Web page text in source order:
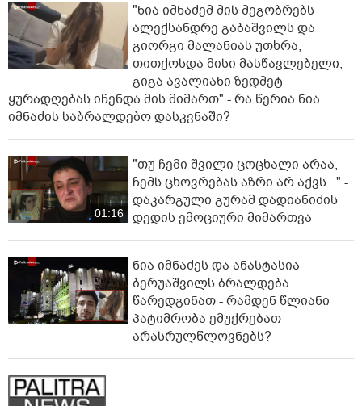
"ნია იმნაძემ მის მეგობრებს
ალექსანდრე გაბაშვილს და
გიორგი მალანიას უთხრა,
თითქოსდა მისი მასწავლებელი,
გიგა ავალიანი ზედმეტ
ყურადღებას იჩენდა მის მიმართ" - რა წერია ნია
იმნაძის საბრალდებო დასკვნაში?
01:16
"თუ ჩემი შვილი ცოცხალი არაა,
ჩემს ცხოვრებას აზრი არ აქვს..." -
დაკარგული გურამ დადიანიძის
დედის ემოციური მიმართვა
ნია იმნაძეს და ანასტასია
ბერუაშვილს ბრალდება
წარედგინათ - რამდენ წლიანი
პატიმრობა ემუქრებათ
არასრულწლოვნებს?